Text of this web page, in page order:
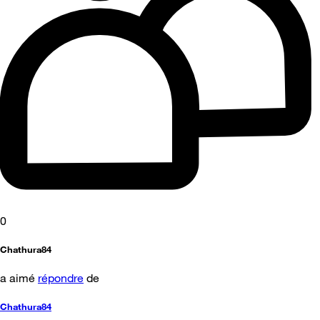
0
Chathura84
a aimé répondre de
Chathura84